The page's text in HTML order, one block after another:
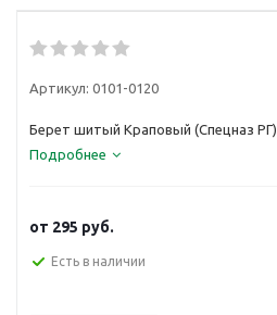
Артикул: 0101-0120
Берет шитый Краповый (Спецназ РГ)
Подробнее
от 295 руб.
Есть в наличии